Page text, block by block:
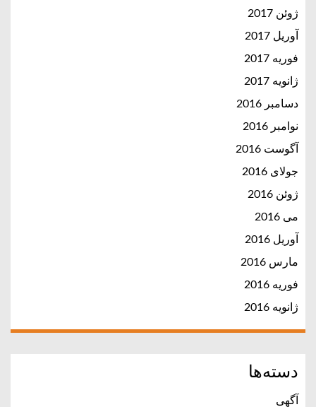
ژوئن 2017
آوریل 2017
فوریه 2017
ژانویه 2017
دسامبر 2016
نوامبر 2016
آگوست 2016
جولای 2016
ژوئن 2016
می 2016
آوریل 2016
مارس 2016
فوریه 2016
ژانویه 2016
دسته‌ها
آگهی